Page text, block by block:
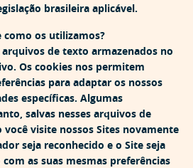
brasileira aplicável.
como os utilizamos?
de texto armazenados no
Os cookies nos permitem
para adaptar os nossos
específicas. Algumas
salvas nesses arquivos de
visite nossos Sites novamente
seja reconhecido e o Site seja
as suas mesmas preferências